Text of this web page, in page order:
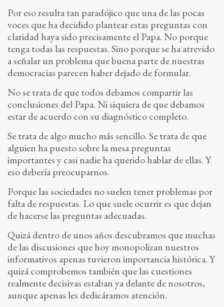
Por eso resulta tan paradójico que una de las pocas
voces que ha decidido plantear estas preguntas con
claridad haya sido precisamente el Papa. No porque
tenga todas las respuestas. Sino porque se ha atrevido
a señalar un problema que buena parte de nuestras
democracias parecen haber dejado de formular.
No se trata de que todos debamos compartir las
conclusiones del Papa. Ni siquiera de que debamos
estar de acuerdo con su diagnóstico completo.
Se trata de algo mucho más sencillo. Se trata de que
alguien ha puesto sobre la mesa preguntas
importantes y casi nadie ha querido hablar de ellas. Y
eso debería preocuparnos.
Porque las sociedades no suelen tener problemas por
falta de respuestas. Lo que suele ocurrir es que dejan
de hacerse las preguntas adecuadas.
Quizá dentro de unos años descubramos que muchas
de las discusiones que hoy monopolizan nuestros
informativos apenas tuvieron importancia histórica. Y
quizá comprobemos también que las cuestiones
realmente decisivas estaban ya delante de nosotros,
aunque apenas les dedicáramos atención.